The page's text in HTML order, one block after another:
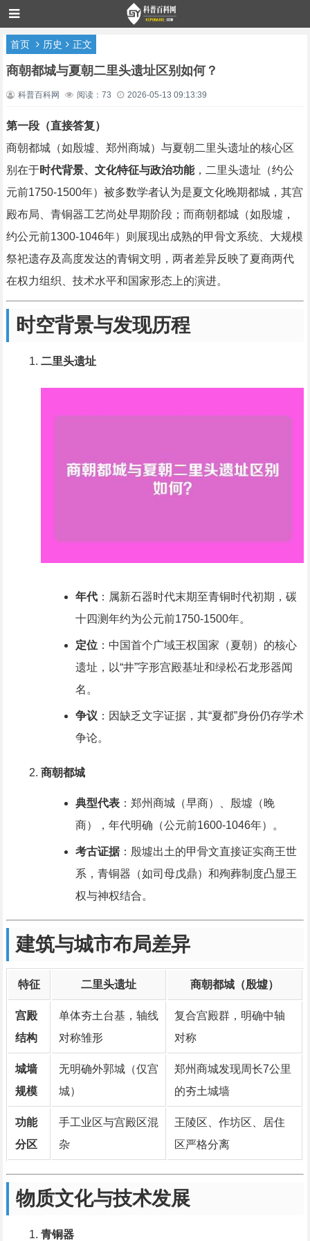
首页 历史 正文
商朝都城与夏朝二里头遗址区别如何？
科普百科网 阅读：73 2026-05-13 09:13:39
第一段（直接答复）
商朝都城（如殷墟、郑州商城）与夏朝二里头遗址的核心区
别在于时代背景、文化特征与政治功能，二里头遗址（约公
元前1750-1500年）被多数学者认为是夏文化晚期都城，其宫
殿布局、青铜器工艺尚处早期阶段；而商朝都城（如殷墟，
约公元前1300-1046年）则展现出成熟的甲骨文系统、大规模
祭祀遗存及高度发达的青铜文明，两者差异反映了夏商两代
在权力组织、技术水平和国家形态上的演进。
时空背景与发现历程
二里头遗址
年代：属新石器时代末期至青铜时代初期，碳
十四测年约为公元前1750-1500年。
定位：中国首个广域王权国家（夏朝）的核心
遗址，以“井”字形宫殿基址和绿松石龙形器闻
名。
争议 ：因缺乏文字证据，其“夏都”身份仍存学术
争论。
商朝都城
典型代表：郑州商城（早商）、殷墟（晚
商），年代明确（公元前1600-1046年）。
考古证据：殷墟出土的甲骨文直接证实商王世
系，青铜器（如司母戊鼎）和殉葬制度凸显王
权与神权结合。
建筑与城市布局差异
特征 二里头遗址 商朝都城（殷墟）
宫殿
结构
单体夯土台基，轴线
对称雏形
复合宫殿群，明确中轴
对称
城墙
规模
无明确外郭城（仅宫
城）
郑州商城发现周长7公里
的夯土城墙
功能
分区
手工业区与宫殿区混
杂
王陵区、作坊区、居住
区严格分离
物质文化与技术发展
青铜器